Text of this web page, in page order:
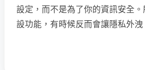
設定，而不是為了你的資訊安全
設功能，有時候反而會讓隱私外洩